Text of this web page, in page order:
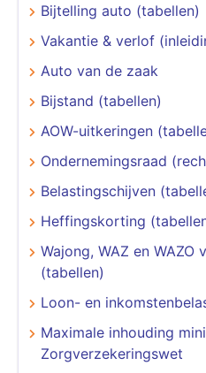
Bijtelling auto (tabellen)
Vakantie & verlof
Auto van de zaak
Bijstand (tabellen)
AOW-uitkeringen
Ondernemingsraad
Belastingschijven
Heffingskorting
Wajong, WAZ en
(tabellen)
Loon- en
Maximale inhouding
Zorgverzekeringswet